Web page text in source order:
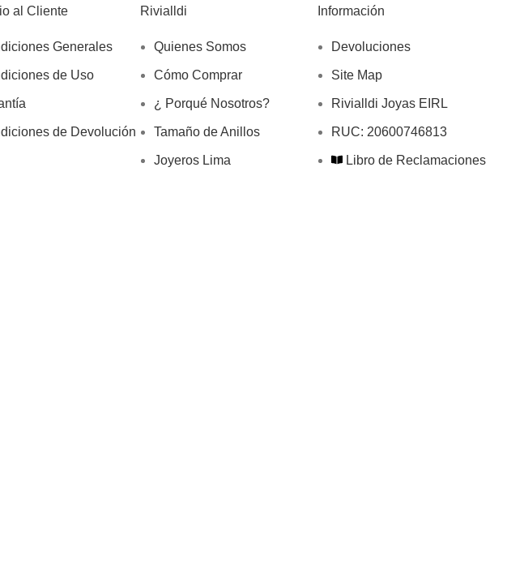
al Cliente
Generales
de Uso
de Devolución
Rivialldi
Quienes Somos
Cómo Comprar
¿ Porqué Nosotros?
Tamaño de Anillos
Joyeros Lima
Información
Devoluciones
Site Map
Rivialldi Joyas EIRL
RUC: 20600746813
Libro de Reclamaciones